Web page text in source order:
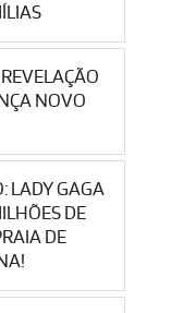
NOVO
LADY GAGA
DE
DE